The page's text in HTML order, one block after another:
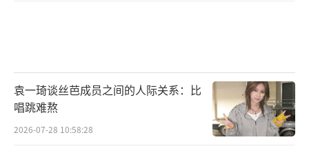
不仅生动展现了乐坛扎实前行、在新老接力中
持续繁荣的鲜活图景，也折射出华语流行音乐
在创作、传播与乐迷接受度等多个维度上日益
丰富的层次与活力。
袁一琦谈丝芭成员之间的人际关系：比
唱跳难熬
2026-07-28 10:58:28